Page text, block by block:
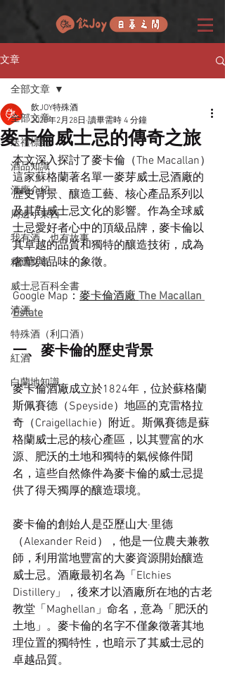
文章
全部文章
送禮標配
酒品知識
酒廠介紹
周邊小東西
我有酒，也有故事
精選文章
威士忌百科全書
清酒
特殊酒（利口酒）
紅酒
白蘭地知識
全部文章
麥卡倫威士忌的傳奇之旅
飲JOY特殊酒
2025年2月28日 讀畢需時 4 分鐘
本文深入探討了麥卡倫（The Macallan）
這家蘇格蘭著名單一麥芽威士忌酒廠的
歷史背景、釀造工藝、核心產品系列以
及其對威士忌文化的影響。作為全球威
士忌愛好者心中的頂級品牌，麥卡倫以
其卓越的品質和獨特的釀造技術，成為
奢華與品味的象徵。
Google Map： 麥卡倫酒廠 The Macallan
Estate
一、麥卡倫的歷史背景
麥卡倫酒廠成立於1824年，位於蘇格蘭
斯佩賽德（Speyside）地區的克雷格拉
奇（Craigellachie）附近。斯佩賽德是蘇
格蘭威士忌的核心產區，以其豐富的水
源、肥沃的土地和獨特的氣候條件聞
名，這些自然條件為麥卡倫的威士忌提
供了得天獨厚的釀造環境。
麥卡倫的創始人是亞歷山大·里德
（Alexander Reid），他是一位農夫兼教
師，利用當地豐富的大麥資源開始釀造
威士忌。酒廠最初名為「Elchies
Distillery」，後來才以酒廠所在地的古老
教堂「Maghellan」命名，意為「肥沃的
土地」。麥卡倫的名字不僅象徵著其地
理位置的獨特性，也暗示了其威士忌的
卓越品質。